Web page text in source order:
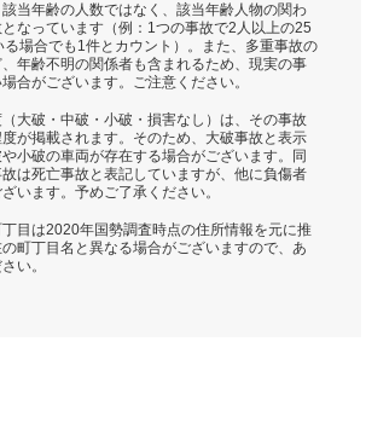
該当年齢の人数ではなく、該当年齢人物の関わ
なっています（例：1つの事故で2人以上の25
る場合でも1件とカウント）。また、多重事故の
年齢不明の関係者も含まれるため、現実の事
合がございます。ご注意ください。
（大破・中破・小破・損害なし）は、その事故
が掲載されます。そのため、大破事故と表示
小破の車両が存在する場合がございます。同
は死亡事故と表記していますが、他に負傷者
います。予めご了承ください。
丁目は2020年国勢調査時点の住所情報を元に推
町丁目名と異なる場合がございますので、あ
い。